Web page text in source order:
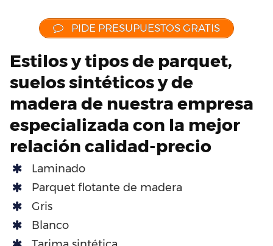
PIDE PRESUPUESTOS GRATIS
Estilos y tipos de parquet,
suelos sintéticos y de
madera de nuestra empresa
especializada con la mejor
relación calidad-precio
Laminado
Parquet flotante de madera
Gris
Blanco